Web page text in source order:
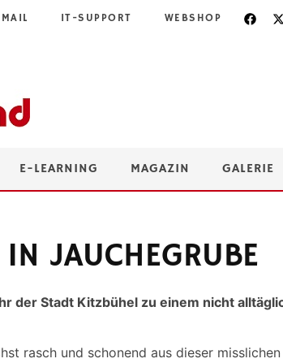
IT-SUPPORT WEBSHOP
E-LEARNING MAGAZIN GALERIE
JAUCHEGRUBE
der Stadt Kitzbühel zu einem nicht
rasch und schonend aus dieser